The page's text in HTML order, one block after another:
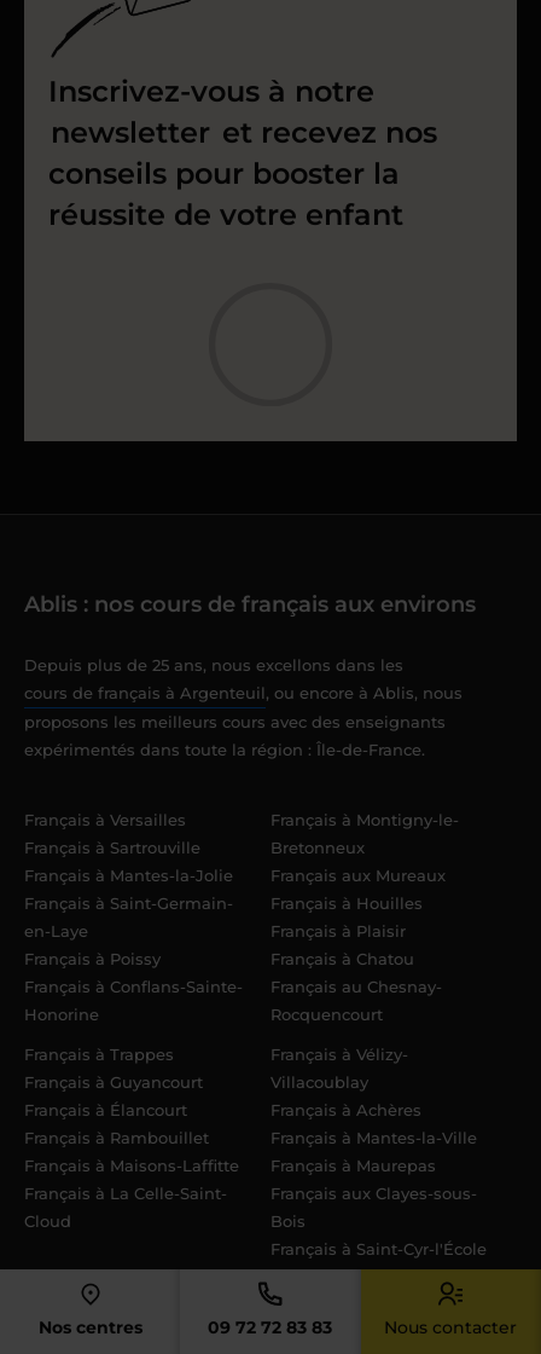
Nos centres 09 72 72 83 83 Nous contacter
Inscrivez-vous à notre
newsletter et recevez nos
conseils pour booster la
réussite de votre enfant
Ablis : nos cours de français aux environs
Depuis plus de 25 ans, nous excellons dans les
cours de français à Argenteuil, ou encore à Ablis, nous
proposons les meilleurs cours avec des enseignants
expérimentés dans toute la région : Île-de-France.
Français à Versailles
Français à Sartrouville
Français à Mantes-la-Jolie
Français à Saint-Germain-
en-Laye
Français à Poissy
Français à Conflans-Sainte-
Honorine
Français à Montigny-le-
Bretonneux
Français aux Mureaux
Français à Houilles
Français à Plaisir
Français à Chatou
Français au Chesnay-
Rocquencourt
Français à Trappes
Français à Guyancourt
Français à Élancourt
Français à Rambouillet
Français à Maisons-Laffitte
Français à La Celle-Saint-
Cloud
Français à Vélizy-
Villacoublay
Français à Achères
Français à Mantes-la-Ville
Français à Maurepas
Français aux Clayes-sous-
Bois
Français à Saint-Cyr-l'École